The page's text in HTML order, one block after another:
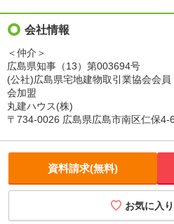
会社情報
＜仲介＞
広島県知事（13）第003694号
(公社)広島県宅地建物取引業協会会
会加盟
丸建ハウス(株)
〒734-0026 広島県広島市南区仁保4-
資料請求(無料)
お気に入